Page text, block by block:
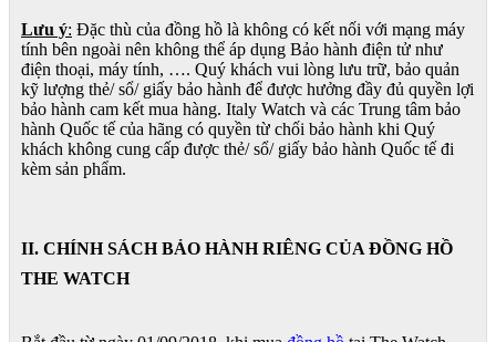
Lưu ý: Đặc thù của đồng hồ là không có kết nối với mạng máy
tính bên ngoài nên không thể áp dụng Bảo hành điện tử như
điện thoại, máy tính, …. Quý khách vui lòng lưu trữ, bảo quản
kỹ lượng thẻ/ sổ/ giấy bảo hành để được hưởng đầy đủ quyền lợi
bảo hành cam kết mua hàng. Italy Watch và các Trung tâm bảo
hành Quốc tế của hãng có quyền từ chối bảo hành khi Quý
khách không cung cấp được thẻ/ sổ/ giấy bảo hành Quốc tế đi
kèm sản phẩm.
II. CHÍNH SÁCH BẢO HÀNH RIÊNG CỦA ĐỒNG HỒ
THE WATCH